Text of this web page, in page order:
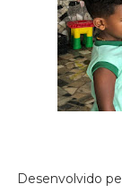
Desenvolvido